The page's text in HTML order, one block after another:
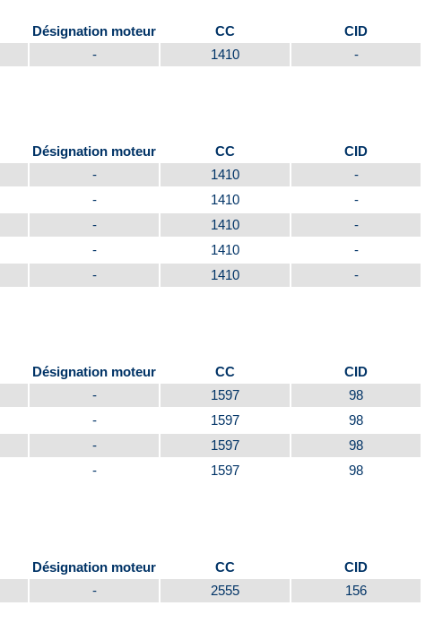
Désignation moteur CC CID
- 1410 -
Désignation moteur CC CID
- 1410 -
- 1410 -
- 1410 -
- 1410 -
- 1410 -
Désignation moteur CC CID
- 1597 98
- 1597 98
- 1597 98
- 1597 98
Désignation moteur CC CID
- 2555 156